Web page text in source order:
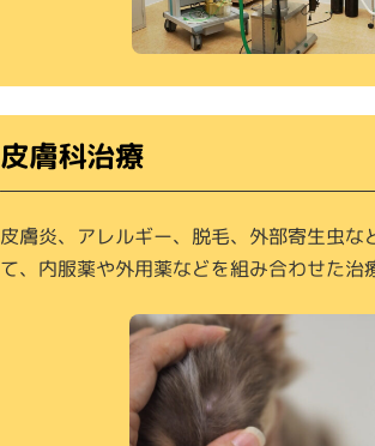
皮膚科治療
皮膚炎、アレルギー、脱毛、外部寄生虫な
て、内服薬や外用薬などを組み合わせた治